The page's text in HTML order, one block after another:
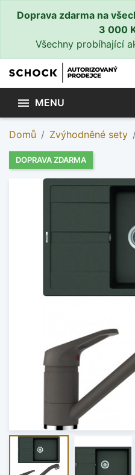
Doprava zdarma na
3 000
Všechny probíhající
 MENU
Domů Zvýhodněné sety
DOPRAVA ZDARMA